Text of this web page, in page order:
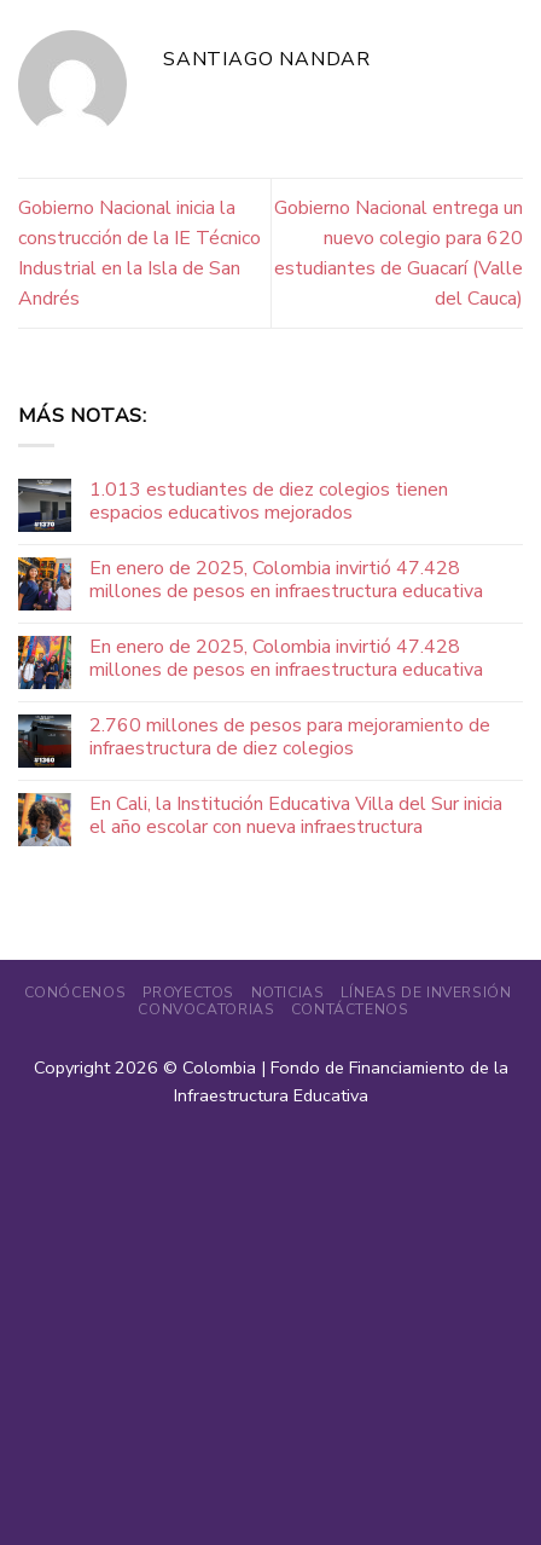
SANTIAGO NANDAR
Gobierno Nacional inicia la
construcción de la IE Técnico
Industrial en la Isla de San
Andrés
Gobierno Nacional entrega un
nuevo colegio para 620
estudiantes de Guacarí (Valle
del Cauca)
MÁS NOTAS:
1.013 estudiantes de diez colegios tienen
espacios educativos mejorados
En enero de 2025, Colombia invirtió 47.428
millones de pesos en infraestructura educativa
En enero de 2025, Colombia invirtió 47.428
millones de pesos en infraestructura educativa
2.760 millones de pesos para mejoramiento de
infraestructura de diez colegios
En Cali, la Institución Educativa Villa del Sur inicia
el año escolar con nueva infraestructura
CONÓCENOS PROYECTOS NOTICIAS
LÍNEAS DE INVERSIÓN
CONVOCATORIAS
CONTÁCTENOS
Copyright 2026 © Colombia | Fondo de Financiamiento de la
Infraestructura Educativa